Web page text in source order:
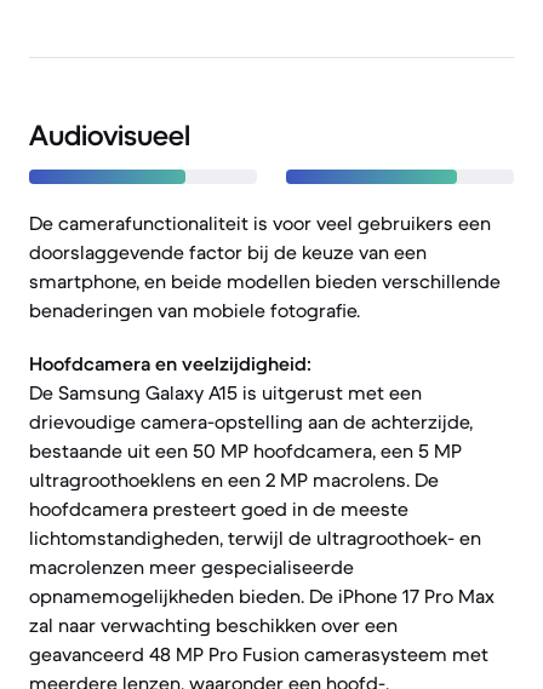
Audiovisueel
De camerafunctionaliteit is voor veel gebruikers een
doorslaggevende factor bij de keuze van een
smartphone, en beide modellen bieden verschillende
benaderingen van mobiele fotografie.
Hoofdcamera en veelzijdigheid:
De Samsung Galaxy A15 is uitgerust met een
drievoudige camera-opstelling aan de achterzijde,
bestaande uit een 50 MP hoofdcamera, een 5 MP
ultragroothoeklens en een 2 MP macrolens. De
hoofdcamera presteert goed in de meeste
lichtomstandigheden, terwijl de ultragroothoek- en
macrolenzen meer gespecialiseerde
opnamemogelijkheden bieden. De iPhone 17 Pro Max
zal naar verwachting beschikken over een
geavanceerd 48 MP Pro Fusion camerasysteem met
meerdere lenzen, waaronder een hoofd-,